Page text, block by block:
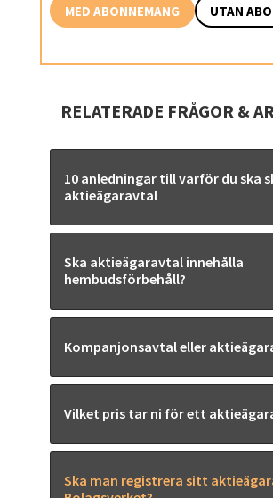
MED ABONNEMANG UTAN
RELATERADE FRÅGOR &
10 anledningar till varför du ska
aktieägaravtal
Ska aktieägaravtal innehålla
hembudsförbehåll?
Kompanjonsavtal eller
Vilket pris tar ni för ett
Ska man registrera sitt